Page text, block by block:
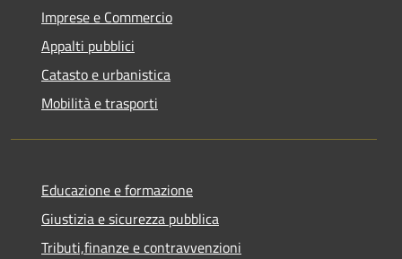
Imprese e Commercio
Appalti pubblici
Catasto e urbanistica
Mobilità e trasporti
Educazione e formazione
Giustizia e sicurezza pubblica
Tributi,finanze e contravvenzioni